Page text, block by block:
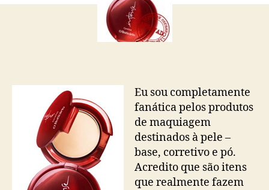
Eu sou completamente
fanática pelos produtos
de maquiagem
destinados à pele –
base, corretivo e pó.
Acredito que são itens
que realmente fazem